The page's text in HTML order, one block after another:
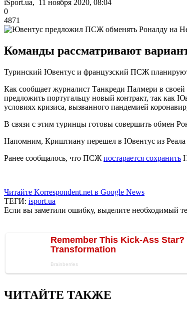
iSport.ua, 11 ноября 2020, 08:04
0
4871
Команды рассматривают
Туринский Ювентус и французский ПСЖ
Как сообщает журналист Танкреди Палмери в своей
предложить португальцу новый контракт, так как
условиях кризиса, вызванного пандемией
В связи с этим туринцы готовы совершить обмен
Напомним, Криштиану перешел в Ювентус из Реала
Ранее сообщалось, что ПСЖ постарается сохранить
Читайте Korrespondent.net в Google News
ТЕГИ: isport.ua
Если вы заметили ошибку, выделите необходимый
ЧИТАЙТЕ ТАКЖЕ